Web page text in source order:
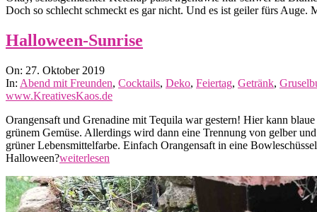
Doch so schlecht schmeckt es gar nicht. Und es ist geiler fürs Auge.
Halloween-Sunrise
2019-
10-
27
On: 27. Oktober 2019
In: Abend mit Freunden, Cocktails, Deko, Feiertag, Getränk,
www.KreativesKaos.de
Orangensaft und Grenadine mit Tequila war gestern! Hier kann
grünem Gemüse. Allerdings wird dann eine Trennung von gelber
grüner Lebensmittelfarbe. Einfach Orangensaft in eine
Halloween?weiterlesen